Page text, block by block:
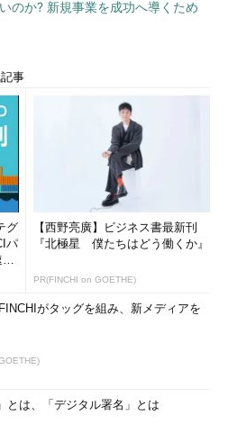
のか? 新規事業を成功へ導くため
事
グ
パ
【西野亮廣】ビジネス書最新刊
『北極星 僕たちはどう働くか』
PR(FINCHI on GOETHE)
がタッグを組み、新メディアを
とは、「デジタル署名」とは